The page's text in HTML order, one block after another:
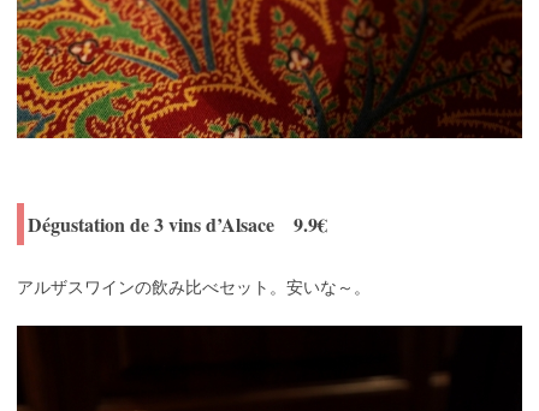
Dégustation de 3 vins d’Alsace 9.9€
アルザスワインの飲み比べセット。安いな～。